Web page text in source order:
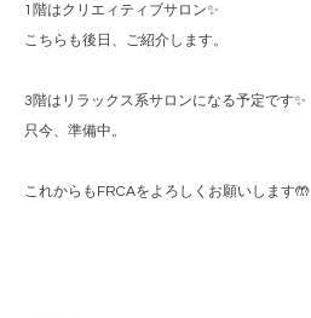
1階はクリエィティブサロン✨
こちらも後日、ご紹介します。
3階はリラックス系サロンになる予定です✨
只今、準備中。
これからもFRCAをよろしくお願いします🤲